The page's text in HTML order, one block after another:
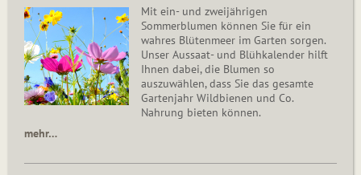
Mit ein- und zweijährigen
Sommerblumen können Sie für ein
wahres Blütenmeer im Garten sorgen.
Unser Aussaat- und Blühkalender hilft
Ihnen dabei, die Blumen so
auszuwählen, dass Sie das gesamte
Gartenjahr Wildbienen und Co.
Nahrung bieten können.
mehr…